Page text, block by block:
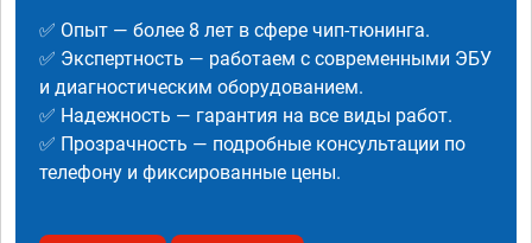
✅ Опыт — более 8 лет в сфере чип-тюнинга.
✅ Экспертность — работаем с современными ЭБУ
и диагностическим оборудованием.
✅ Надежность — гарантия на все виды работ.
✅ Прозрачность — подробные консультации по
телефону и фиксированные цены.